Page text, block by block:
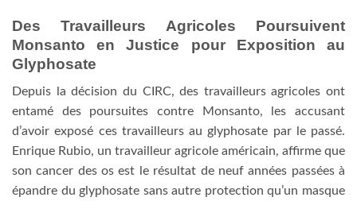
Des Travailleurs Agricoles Poursuivent
Monsanto en Justice pour Exposition au
Glyphosate
Depuis la décision du CIRC, des travailleurs agricoles ont
entamé des poursuites contre Monsanto, les accusant
d’avoir exposé ces travailleurs au glyphosate par le passé.
Enrique Rubio, un travailleur agricole américain, affirme que
son cancer des os est le résultat de neuf années passées à
épandre du glyphosate sans autre protection qu’un masque